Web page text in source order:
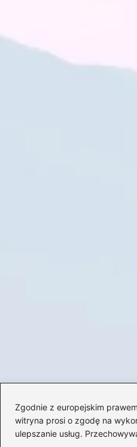
Zgodnie z europejskim
witryna prosi o zgodę na
ulepszanie usług.